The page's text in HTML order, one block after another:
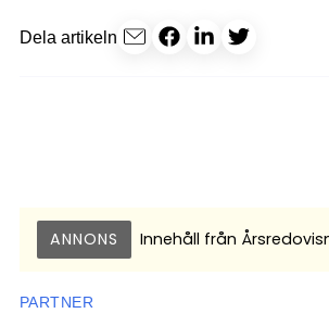
Dela artikeln
ANNONS Innehåll från
PARTNER